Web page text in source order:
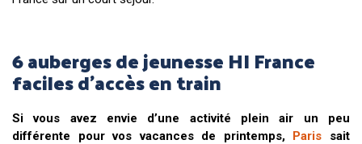
6 auberges de jeunesse HI France
faciles d’accès en train
Si vous avez envie d’une activité plein air un peu
différente pour vos vacances de printemps, Paris sait